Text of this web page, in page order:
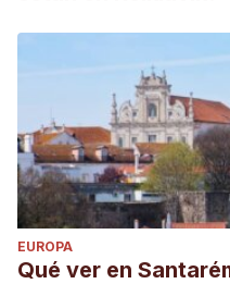
EUROPA
Qué ver en